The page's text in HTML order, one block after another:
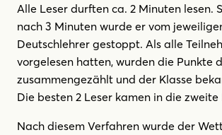
Alle Leser durften ca. 2 Minuten lesen.
nach 3 Minuten wurde er vom
Deutschlehrer gestoppt. Als alle
vorgelesen hatten, wurden die Punkte
zusammengezählt und der Klasse
Die besten 2 Leser kamen in die zweite
Nach diesem Verfahren wurde der